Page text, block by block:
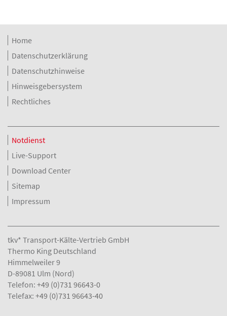
Home
Datenschutzerklärung
Datenschutzhinweise
Hinweisgebersystem
Rechtliches
Notdienst
Live-Support
Download Center
Sitemap
Impressum
tkv* Transport-Kälte-Vertrieb GmbH
Thermo King Deutschland
Himmelweiler 9
D-89081 Ulm (Nord)
Telefon: +49 (0)731 96643-0
Telefax: +49 (0)731 96643-40